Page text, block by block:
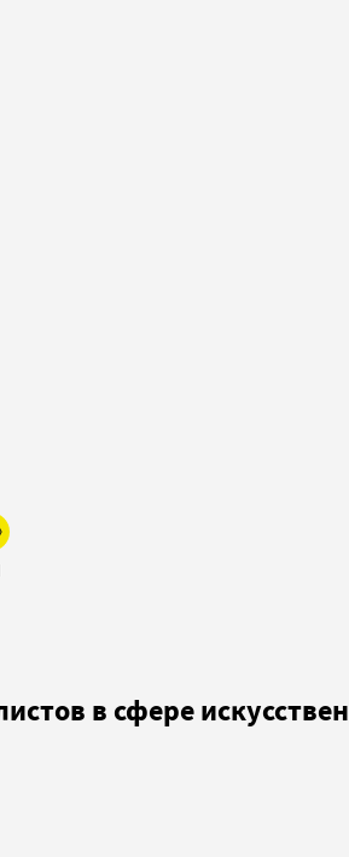
в сфере